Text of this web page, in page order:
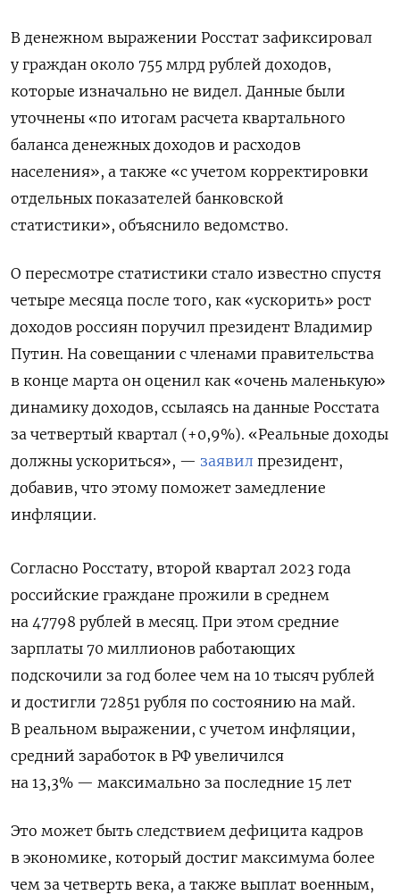
В денежном выражении Росстат зафиксировал
у граждан около 755 млрд рублей доходов,
которые изначально не видел. Данные были
уточнены «по итогам расчета квартального
баланса денежных доходов и расходов
населения», а также «с учетом корректировки
отдельных показателей банковской
статистики», объяснило ведомство.
О пересмотре статистики стало известно спустя
четыре месяца после того, как «ускорить» рост
доходов россиян поручил президент Владимир
Путин. На совещании с членами правительства
в конце марта он оценил как «очень маленькую»
динамику доходов, ссылаясь на данные Росстата
за четвертый квартал (+0,9%). «Реальные доходы
должны ускориться», — заявил президент,
добавив, что этому поможет замедление
инфляции.
Согласно Росстату, второй квартал 2023 года
российские граждане прожили в среднем
на 47798 рублей в месяц. При этом средние
зарплаты 70 миллионов работающих
подскочили за год более чем на 10 тысяч рублей
и достигли 72851 рубля по состоянию на май.
В реальном выражении, с учетом инфляции,
средний заработок в РФ увеличился
на 13,3% — максимально за последние 15 лет
Это может быть следствием дефицита кадров
в экономике, который достиг максимума более
чем за четверть века, а также выплат военным,